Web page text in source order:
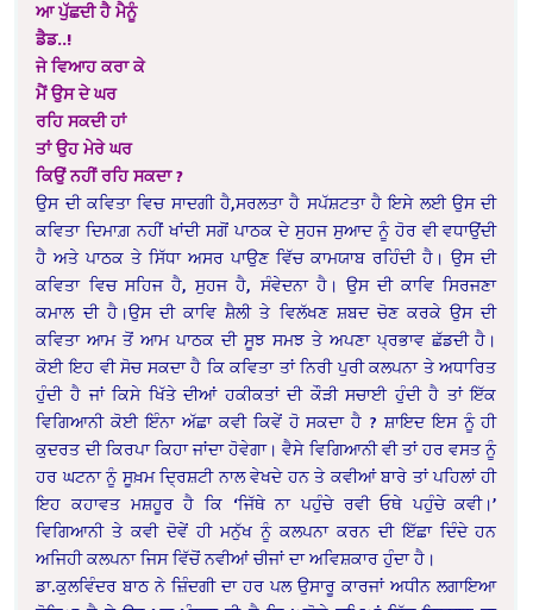
ਆ ਪੁੱਛਦੀ ਹੈ ਮੈਨੂੰ
ਡੈਡ..!
ਜੇ ਵਿਆਹ ਕਰਾ ਕੇ
ਮੈਂ ਉਸ ਦੇ ਘਰ
ਰਹਿ ਸਕਦੀ ਹਾਂ
ਤਾਂ ਉਹ ਮੇਰੇ ਘਰ
ਕਿਉਂ ਨਹੀਂ ਰਹਿ ਸਕਦਾ ?
ਉਸ ਦੀ ਕਵਿਤਾ ਵਿਚ ਸਾਦਗੀ ਹੈ,ਸਰਲਤਾ ਹੈ ਸਪੱਸ਼ਟਤਾ ਹੈ ਇਸੇ ਲਈ ਉਸ ਦੀ
ਕਵਿਤਾ ਦਿਮਾਗ਼ ਨਹੀਂ ਖਾਂਦੀ ਸਗੋਂ ਪਾਠਕ ਦੇ ਸੁਹਜ ਸੁਆਦ ਨੂੰ ਹੋਰ ਵੀ ਵਧਾਉਂਦੀ
ਹੈ ਅਤੇ ਪਾਠਕ ਤੇ ਸਿੱਧਾ ਅਸਰ ਪਾਉਣ ਵਿੱਚ ਕਾਮਯਾਬ ਰਹਿੰਦੀ ਹੈ। ਉਸ ਦੀ
ਕਵਿਤਾ ਵਿਚ ਸਹਿਜ ਹੈ, ਸੁਹਜ ਹੈ, ਸੰਵੇਦਨਾ ਹੈ। ਉਸ ਦੀ ਕਾਵਿ ਸਿਰਜਣਾ
ਕਮਾਲ ਦੀ ਹੈ।ਉਸ ਦੀ ਕਾਵਿ ਸ਼ੈਲੀ ਤੇ ਵਿਲੱਖਣ ਸ਼ਬਦ ਚੋਣ ਕਰਕੇ ਉਸ ਦੀ
ਕਵਿਤਾ ਆਮ ਤੋਂ ਆਮ ਪਾਠਕ ਦੀ ਸੂਝ ਸਮਝ ਤੇ ਅਪਣਾ ਪ੍ਰਭਾਵ ਛੱਡਦੀ ਹੈ।
ਕੋਈ ਇਹ ਵੀ ਸੋਚ ਸਕਦਾ ਹੈ ਕਿ ਕਵਿਤਾ ਤਾਂ ਨਿਰੀ ਪੁਰੀ ਕਲਪਨਾ ਤੇ ਅਧਾਰਿਤ
ਹੁੰਦੀ ਹੈ ਜਾਂ ਕਿਸੇ ਖਿੱਤੇ ਦੀਆਂ ਹਕੀਕਤਾਂ ਦੀ ਕੌੜੀ ਸਚਾਈ ਹੁੰਦੀ ਹੈ ਤਾਂ ਇੱਕ
ਵਿਗਿਆਨੀ ਕੋਈ ਇੰਨਾ ਅੱਛਾ ਕਵੀ ਕਿਵੇਂ ਹੋ ਸਕਦਾ ਹੈ ? ਸ਼ਾਇਦ ਇਸ ਨੂੰ ਹੀ
ਕੁਦਰਤ ਦੀ ਕਿਰਪਾ ਕਿਹਾ ਜਾਂਦਾ ਹੋਵੇਗਾ। ਵੈਸੇ ਵਿਗਿਆਨੀ ਵੀ ਤਾਂ ਹਰ ਵਸਤ ਨੂੰ
ਹਰ ਘਟਨਾ ਨੂੰ ਸੂਖ਼ਮ ਦ੍ਰਿਸ਼ਟੀ ਨਾਲ ਵੇਖਦੇ ਹਨ ਤੇ ਕਵੀਆਂ ਬਾਰੇ ਤਾਂ ਪਹਿਲਾਂ ਹੀ
ਇਹ ਕਹਾਵਤ ਮਸ਼ਹੂਰ ਹੈ ਕਿ ‘ਜਿੱਥੇ ਨਾ ਪਹੁੰਚੇ ਰਵੀ ਓਥੇ ਪਹੁੰਚੇ ਕਵੀ।’
ਵਿਗਿਆਨੀ ਤੇ ਕਵੀ ਦੋਵੇਂ ਹੀ ਮਨੁੱਖ ਨੂੰ ਕਲਪਨਾ ਕਰਨ ਦੀ ਇੱਛਾ ਦਿੰਦੇ ਹਨ
ਅਜਿਹੀ ਕਲਪਨਾ ਜਿਸ ਵਿੱਚੋਂ ਨਵੀਆਂ ਚੀਜਾਂ ਦਾ ਅਵਿਸ਼ਕਾਰ ਹੁੰਦਾ ਹੈ।
ਡਾ.ਕੁਲਵਿੰਦਰ ਬਾਠ ਨੇ ਜ਼ਿੰਦਗੀ ਦਾ ਹਰ ਪਲ ਉਸਾਰੂ ਕਾਰਜਾਂ ਅਧੀਨ ਲਗਾਇਆ